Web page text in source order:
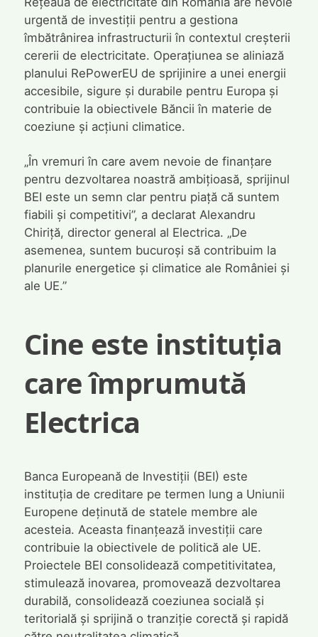
urgentă de investiții pentru a gestiona
îmbătrânirea infrastructurii în contextul creșterii
cererii de electricitate. Operațiunea se aliniază
planului RePowerEU de sprijinire a unei energii
accesibile, sigure și durabile pentru Europa și
contribuie la obiectivele Băncii în materie de
coeziune și acțiuni climatice.
„În vremuri în care avem nevoie de finanțare
pentru dezvoltarea noastră ambițioasă, sprijinul
BEI este un semn clar pentru piață că suntem
fiabili și competitivi”, a declarat Alexandru
Chiriță, director general al Electrica. „De
asemenea, suntem bucuroși să contribuim la
planurile energetice și climatice ale României și
ale UE.”
Cine este instituția
care împrumută
Electrica
Banca Europeană de Investiții (BEI) este
instituția de creditare pe termen lung a Uniunii
Europene deținută de statele membre ale
acesteia. Aceasta finanțează investiții care
contribuie la obiectivele de politică ale UE.
Proiectele BEI consolidează competitivitatea,
stimulează inovarea, promovează dezvoltarea
durabilă, consolidează coeziunea socială și
teritorială și sprijină o tranziție corectă și rapidă